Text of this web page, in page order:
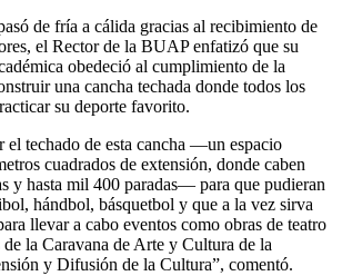
de fría a cálida gracias al recibimiento de
el Rector de la BUAP enfatizó que su
obedeció al cumplimiento de la
una cancha techada donde todos los
su deporte favorito.
el techado de esta cancha ―un espacio
cuadrados de extensión, donde caben
y hasta mil 400 paradas― para que pudieran
hándbol, básquetbol y que a la vez sirva
llevar a cabo eventos como obras de teatro
la Caravana de Arte y Cultura de la
y Difusión de la Cultura”, comentó.